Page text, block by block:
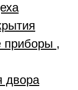
приборы ,
двора